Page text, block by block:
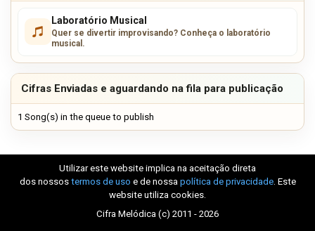
Laboratório Musical
Quer se divertir improvisando? Conheça o laboratório
musical.
Cifras Enviadas e aguardando na fila para publicação
1 Song(s) in the queue to publish
Utilizar este website implica na aceitação direta
dos nossos termos de uso e de nossa política de privacidade. Este
website utiliza cookies.
Cifra Melódica (c) 2011 - 2026